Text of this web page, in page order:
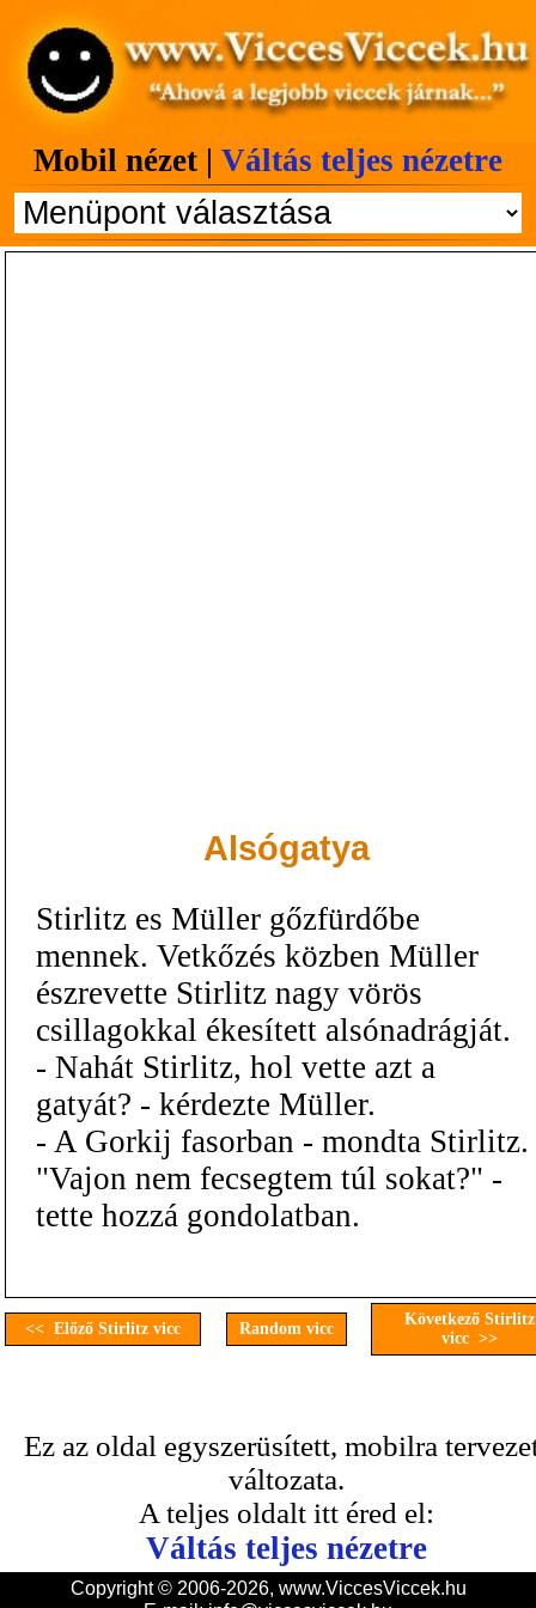
Mobil nézet | Váltás teljes nézetre
Alsógatya
Stirlitz es Müller gőzfürdőbe
mennek. Vetkőzés közben Müller
észrevette Stirlitz nagy vörös
csillagokkal ékesített alsónadrágját.
- Nahát Stirlitz, hol vette azt a
gatyát? - kérdezte Müller.
- A Gorkij fasorban - mondta Stirlitz.
"Vajon nem fecsegtem túl sokat?" -
tette hozzá gondolatban.
<< Előző Stirlitz vicc Random vicc
Következő Stirlitz
vicc >>
Ez az oldal egyszerüsített, mobilra
változata.
A teljes oldalt itt éred el:
Váltás teljes nézetre
Copyright © 2006-2026, www.ViccesViccek.hu